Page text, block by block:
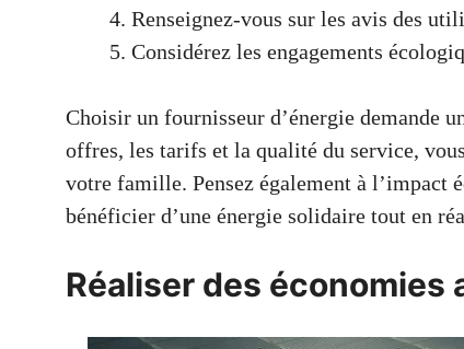
Renseignez-vous sur les avis des
Considérez les engagements
Choisir un fournisseur d’énergie demande
offres, les tarifs et la qualité du service,
votre famille. Pensez également à l’impact
bénéficier d’une énergie solidaire tout en
Réaliser des économies